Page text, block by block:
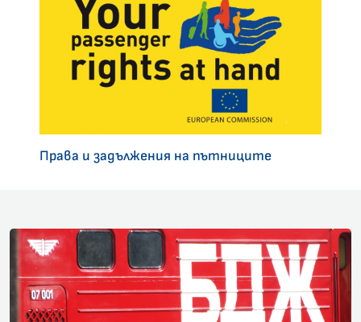
Права и задължения на пътниците